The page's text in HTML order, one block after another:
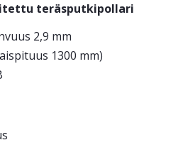
teräsputkipollari
2,9 mm
1300 mm)